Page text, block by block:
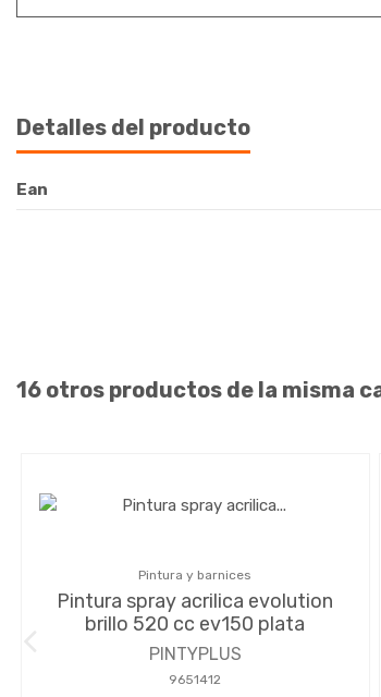
Detalles del producto
Ean
16 otros productos de la misma
Pintura y barnices
Pintura spray acrilica evolution
brillo 520 cc ev150 plata
PINTYPLUS
9651412